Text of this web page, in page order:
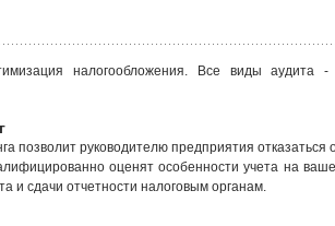
налогообложения. Все виды аудита -
позволит руководителю предприятия
оценят особенности учета на
и сдачи отчетности налоговым органам.